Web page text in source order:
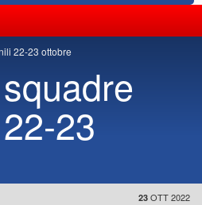
22-23 ottobre
23
23 OTT 2022